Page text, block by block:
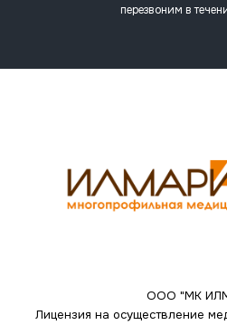
перезвоним в
ООО "МК
Лицензия на осуществление